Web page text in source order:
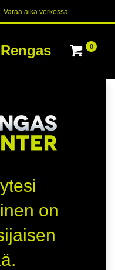
Varaa aika verk​​​​ossa
0
on